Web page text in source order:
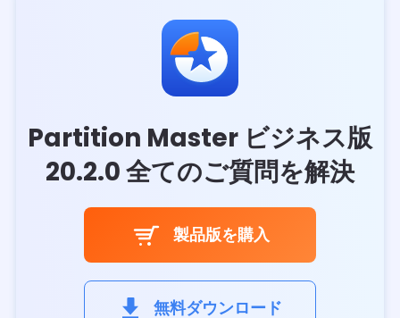
Partition Master ビジネス版
20.2.0全てのご質問を解決
製品版を購入
無料ダウンロード